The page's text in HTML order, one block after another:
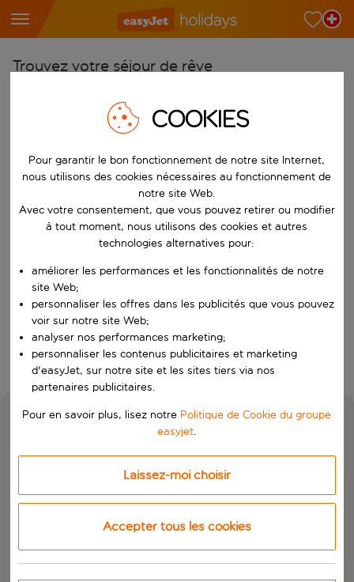
Trouvez votre séjour de rêve
Choisissez votre aéroport
Commencez à taper pour la saisie automatique. Lorsque les
Choisissez votre destination
Vers
Choisissez vos dates
Quand
Rechercher
COOKIES
Pour garantir le bon fonctionnement de notre site Internet,
nous utilisons des cookies nécessaires au fonctionnement de
notre site Web.
Avec votre consentement, que vous pouvez retirer ou modifier
à tout moment, nous utilisons des cookies et autres
technologies alternatives pour:
améliorer les performances et les fonctionnalités de notre
site Web;
personnaliser les offres dans les publicités que vous pouvez
voir sur notre site Web;
analyser nos performances marketing;
personnaliser les contenus publicitaires et marketing
d'easyJet, sur notre site et les sites tiers via nos
partenaires publicitaires.
Pour en savoir plus, lisez notre Politique de Cookie du groupe
easyjet.
Laissez-moi choisir
Accepter tous les cookies